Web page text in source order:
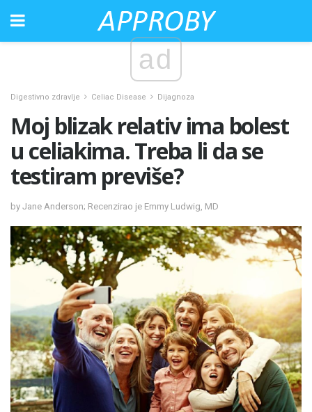
ad
Digestivno zdravlje Celiac Disease Dijagnoza
Moj blizak relativ ima bolest
u celiakima. Treba li da se
testiram previše?
by Jane Anderson; Recenzirao je Emmy Ludwig, MD